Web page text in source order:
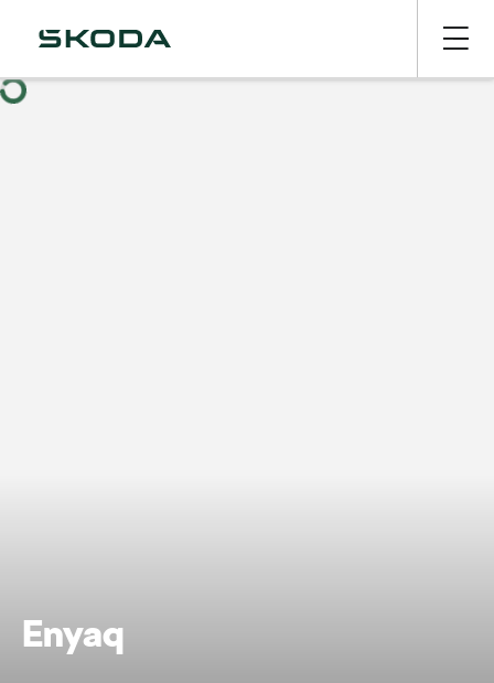
Enyaq